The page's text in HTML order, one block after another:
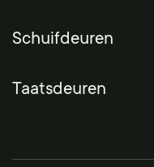
Schuifdeuren
Taatsdeuren